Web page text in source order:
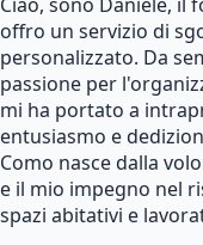
offro un servizio di
personalizzato. Da
passione per
mi ha portato a
entusiasmo e
Como nasce dalla
e il mio impegno nel
spazi abitativi e